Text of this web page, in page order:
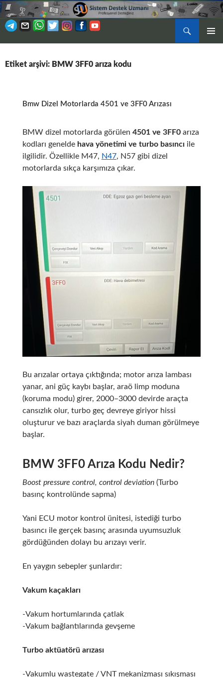
Ara
ATLA
Etiket arşivi: BMW 3FF0 arıza kodu
Bmw Dizel Motorlarda 4501 ve 3FF0 Arızası
BMW dizel motorlarda görülen 4501 ve 3FF0arıza
kodları genelde hava yönetimi ve turbo basıncı ile
ilgilidir. Özellikle M47, N47, N57 gibi dizel
motorlarda sıkça karşımıza çıkar.
Bu arızalar ortaya çıktığında; motor arıza lambası
yanar, ani güç kaybı başlar, araö limp moduna
(koruma modu) girer, 2000–3000 devirde araçta
cansızlık olur, turbo geç devreye giriyor hissi
oluşturur ve bazı araçlarda siyah duman görülmeye
başlar.
BMW 3FF0 Arıza Kodu Nedir?
Boost pressure control, control deviation (Turbo
basınç kontrolünde sapma)
Yani ECU motor kontrol ünitesi, istediği turbo
basıncı ile gerçek basınç arasında uyumsuzluk
gördüğünden dolayı bu arızayı verir.
En yaygın sebepler şunlardır:
Vakum kaçakları
-Vakum hortumlarında çatlak
-Vakum bağlantılarında gevşeme
Turbo aktüatörü arızası
-Vakumlu wastegate / VNT mekanizması sıkışması